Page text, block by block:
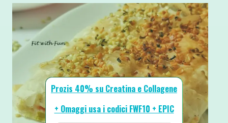
Prozis 40% su Creatina e Collagene
+ Omaggi usa i codici FWF10 + EPIC